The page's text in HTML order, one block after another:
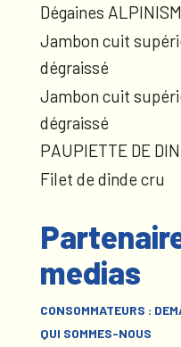
Dégaines
Jambon cuit
dégraissé
Jambon cuit
dégraissé
PAUPIETTE DE
Filet de dinde cru
medias
CONSOMMATEURS :
QUI SOMMES-NOUS